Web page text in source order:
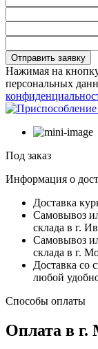
Отправить заявку
Нажимая на
персональных
Под заказ
Информация о
Доставка
Самовывоз
склада в г.
Самовывоз
склада в г.
Доставка со
любой
Способы оплаты
Оплата в г.